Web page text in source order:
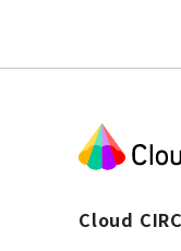
Cloud